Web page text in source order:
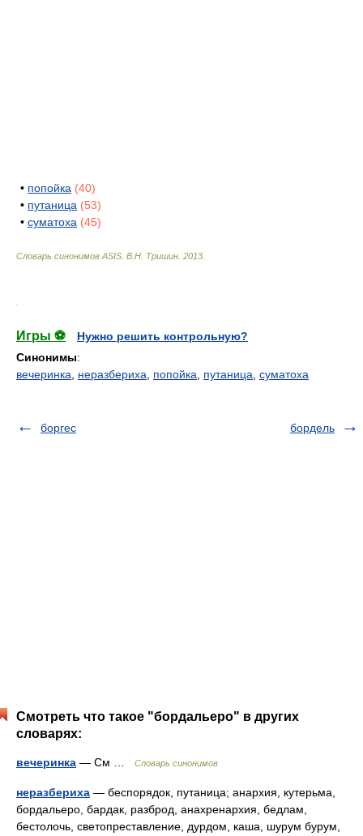
• попойка (40)
• путаница (53)
• суматоха (45)
Словарь синонимов ASIS. В.Н. Тришин 2013
Игры ⚽
Нужно решить контрольную?
Синонимы:
вечеринка
неразбериха попойка путаница суматоха
боргес бордель
Смотреть что такое "бордальеро" в других
словарях:
вечеринка — См … Словарь синонимов
неразбериха — беспорядок, путаница; анархия, кутерьма,
бордальеро, бардак, разброд, анахренархия, бедлам,
бестолочь, светопреставление, дурдом, каша, шурум бурум,